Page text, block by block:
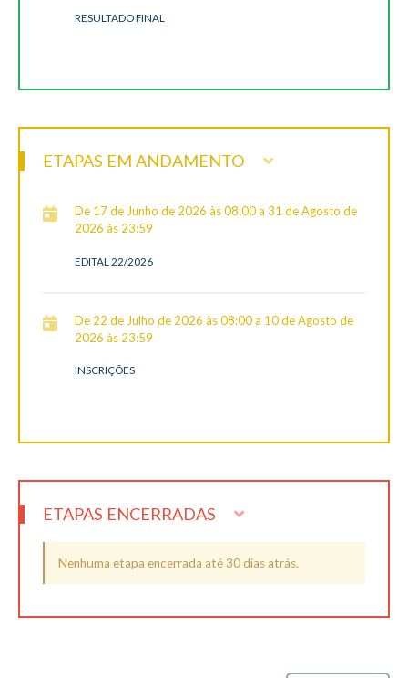
RESULTADO FINAL
ETAPAS EM ANDAMENTO
De 17 de Junho de 2026 às 08:00 a 31 de Agosto de
2026 às 23:59
EDITAL 22/2026
De 22 de Julho de 2026 às 08:00 a 10 de Agosto de
2026 às 23:59
INSCRIÇÕES
ETAPAS ENCERRADAS
Nenhuma etapa encerrada até 30 dias atrás.